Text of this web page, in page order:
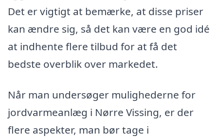
Det er vigtigt at bemærke, at disse priser
kan ændre sig, så det kan være en god idé
at indhente flere tilbud for at få det
bedste overblik over markedet.
Når man undersøger mulighederne for
jordvarmeanlæg i Nørre Vissing, er der
flere aspekter, man bør tage i